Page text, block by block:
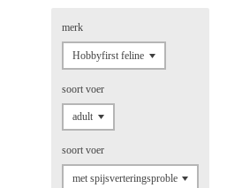
merk
soort voer
soort voer